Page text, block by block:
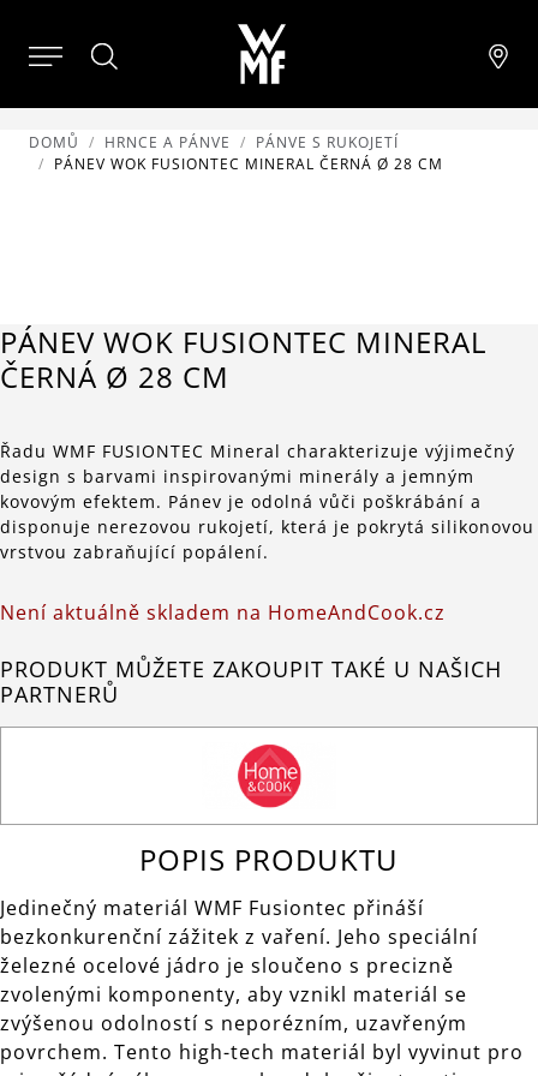
DOMŮ HRNCE A PÁNVE
PÁNVE S RUKOJETÍ
PÁNEV WOK FUSIONTEC MINERAL ČERNÁ Ø 28 CM
PÁNEV WOK FUSIONTEC MINERAL
ČERNÁ Ø 28 CM
Řadu WMF FUSIONTEC Mineral charakterizuje výjimečný
design s barvami inspirovanými minerály a jemným
kovovým efektem. Pánev je odolná vůči poškrábání a
disponuje nerezovou rukojetí, která je pokrytá silikonovou
vrstvou zabraňující popálení.
Není aktuálně skladem na HomeAndCook.cz
PRODUKT MŮŽETE ZAKOUPIT TAKÉ U NAŠICH
PARTNERŮ
POPIS PRODUKTU
Jedinečný materiál WMF Fusiontec přináší
bezkonkurenční zážitek z vaření. Jeho speciální
železné ocelové jádro je sloučeno s precizně
zvolenými komponenty, aby vznikl materiál se
zvýšenou odolností s neporézním, uzavřeným
povrchem. Tento high-tech materiál byl vyvinut pro